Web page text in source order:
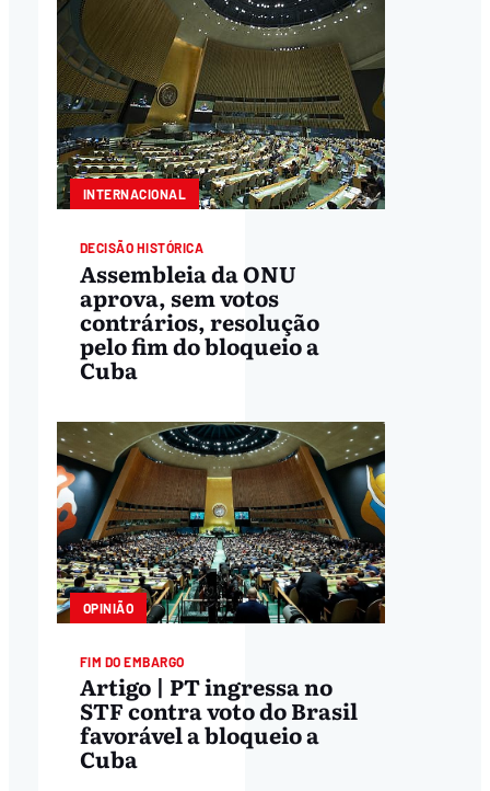
INTERNACIONAL
DECISÃO HISTÓRICA
Assembleia da ONU
aprova, sem votos
contrários, resolução
pelo fim do bloqueio a
Cuba
OPINIÃO
FIM DO EMBARGO
Artigo | PT ingressa no
STF contra voto do Brasil
favorável a bloqueio a
Cuba